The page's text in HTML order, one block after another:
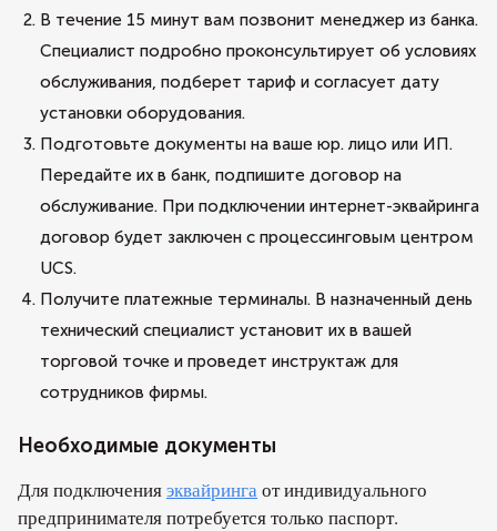
В течение 15 минут вам позвонит менеджер из банка.
Специалист подробно проконсультирует об условиях
обслуживания, подберет тариф и согласует дату
установки оборудования.
Подготовьте документы на ваше юр. лицо или ИП.
Передайте их в банк, подпишите договор на
обслуживание. При подключении интернет-эквайринга
договор будет заключен с процессинговым центром
UCS.
Получите платежные терминалы. В назначенный день
технический специалист установит их в вашей
торговой точке и проведет инструктаж для
сотрудников фирмы.
Необходимые документы
Для подключенияэквайрингаот индивидуального
предпринимателя потребуется только паспорт.